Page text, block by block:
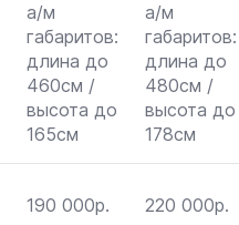
а/м
габаритов:
длина до
460см /
высота до
165см
а/м
габаритов:
длина до
480см /
высота до
178см
190 000р. 220 000р.